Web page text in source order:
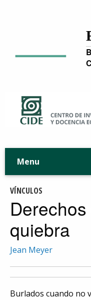
Menu
VÍNCULOS
quiebra
Jean Meyer
Burlados cuando no